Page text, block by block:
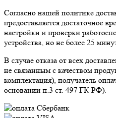
Согласно нашей политике
предоставляется достаточное
настройки и проверки
устройства, но не более 25
В случае отказа от всех
не связанным с качеством
комплектация), получатель
основании п.3 ст. 497 ГК РФ).